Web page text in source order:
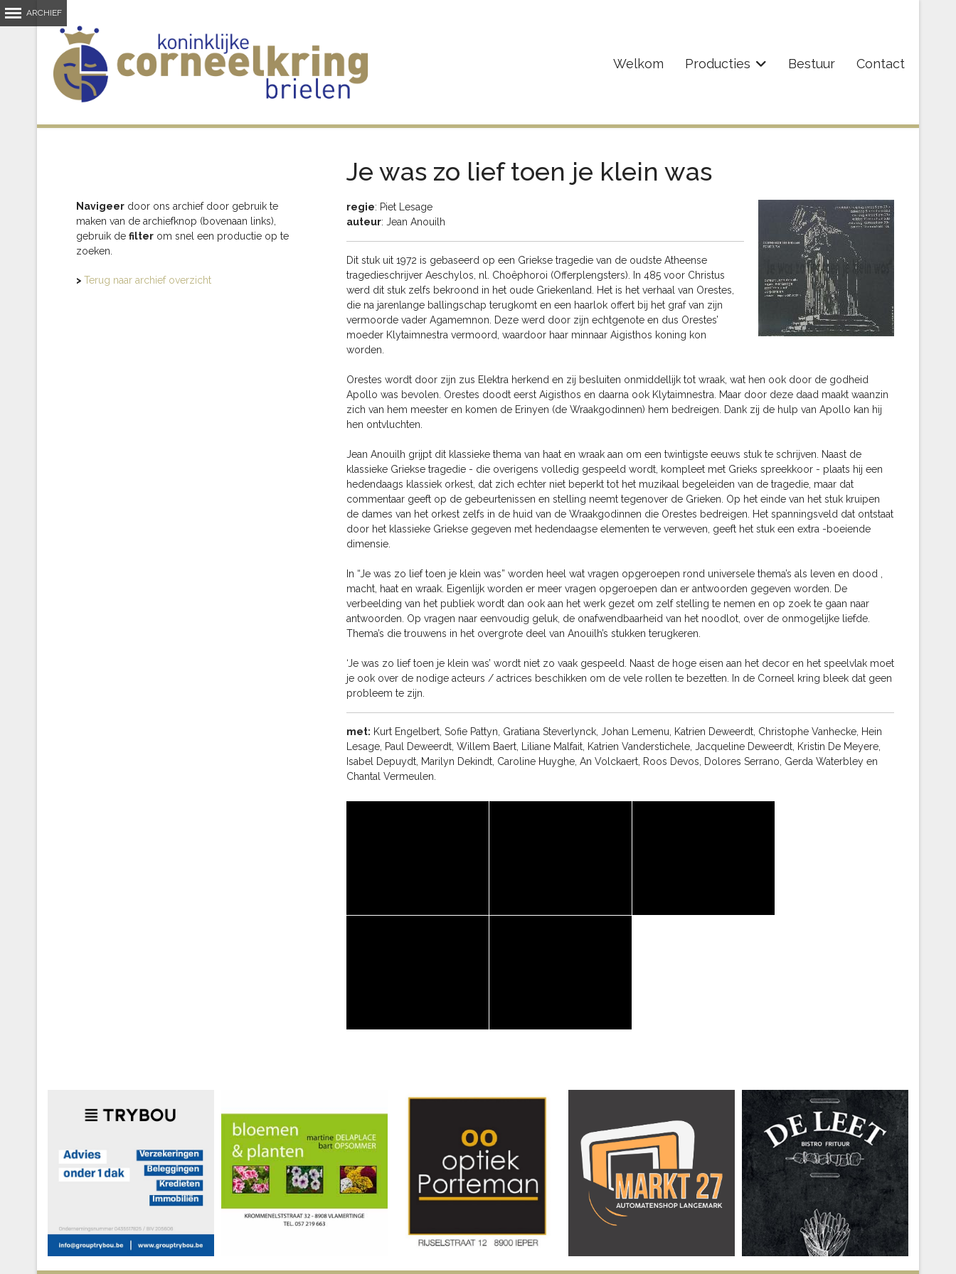
Welkom Producties Bestuur Contact
Navigeer door ons archief door gebruik te
maken van de archiefknop (bovenaan links),
gebruik de filter om snel een productie op te
zoeken.
> Terug naar archief overzicht
Je was zo lief toen je klein was
regie: Piet Lesage
auteur: Jean Anouilh
Dit stuk uit 1972 is gebaseerd op een Griekse tragedie van de oudste Atheense
tragedieschrijver Aeschylos, nl. Choêphoroi (Offerplengsters). In 485 voor Christus
werd dit stuk zelfs bekroond in het oude Griekenland. Het is het verhaal van Orestes,
die na jarenlange ballingschap terugkomt en een haarlok offert bij het graf van zijn
vermoorde vader Agamemnon. Deze werd door zijn echtgenote en dus Orestes’
moeder Klytaimnestra vermoord, waardoor haar minnaar Aigisthos koning kon
worden.
Orestes wordt door zijn zus Elektra herkend en zij besluiten onmiddellijk tot wraak, wat hen ook door de godheid
Apollo was bevolen. Orestes doodt eerst Aigisthos en daarna ook Klytaimnestra. Maar door deze daad maakt waanzin
zich van hem meester en komen de Erinyen (de Wraakgodinnen) hem bedreigen. Dank zij de hulp van Apollo kan hij
hen ontvluchten.
Jean Anouilh grijpt dit klassieke thema van haat en wraak aan om een twintigste eeuws stuk te schrijven. Naast de
klassieke Griekse tragedie - die overigens volledig gespeeld wordt, kompleet met Grieks spreekkoor - plaats hij een
hedendaags klassiek orkest, dat zich echter niet beperkt tot het muzikaal begeleiden van de tragedie, maar dat
commentaar geeft op de gebeurtenissen en stelling neemt tegenover de Grieken. Op het einde van het stuk kruipen
de dames van het orkest zelfs in de huid van de Wraakgodinnen die Orestes bedreigen. Het spanningsveld dat ontstaat
door het klassieke Griekse gegeven met hedendaagse elementen te verweven, geeft het stuk een extra -boeiende
dimensie.
In “Je was zo lief toen je klein was” worden heel wat vragen opgeroepen rond universele thema’s als leven en dood ,
macht, haat en wraak. Eigenlijk worden er meer vragen opgeroepen dan er antwoorden gegeven worden. De
verbeelding van het publiek wordt dan ook aan het werk gezet om zelf stelling te nemen en op zoek te gaan naar
antwoorden. Op vragen naar eenvoudig geluk, de onafwendbaarheid van het noodlot, over de onmogelijke liefde.
Thema’s die trouwens in het overgrote deel van Anouilh’s stukken terugkeren.
‘Je was zo lief toen je klein was’ wordt niet zo vaak gespeeld. Naast de hoge eisen aan het decor en het speelvlak moet
je ook over de nodige acteurs / actrices beschikken om de vele rollen te bezetten. In de Corneel kring bleek dat geen
probleem te zijn.
met: Kurt Engelbert, Sofie Pattyn, Gratiana Steverlynck, Johan Lemenu, Katrien Deweerdt, Christophe Vanhecke, Hein
Lesage, Paul Deweerdt, Willem Baert, Liliane Malfait, Katrien Vanderstichele, Jacqueline Deweerdt, Kristin De Meyere,
Isabel Depuydt, Marilyn Dekindt, Caroline Huyghe, An Volckaert, Roos Devos, Dolores Serrano, Gerda Waterbley en
Chantal Vermeulen.